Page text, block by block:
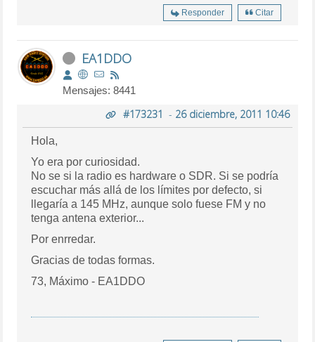
Responder Citar
EA1DDO
Mensajes: 8441
#173231 - 26 diciembre, 2011 10:46
Hola,
Yo era por curiosidad.
No se si la radio es hardware o SDR. Si se podría
escuchar más allá de los límites por defecto, si
llegaría a 145 MHz, aunque solo fuese FM y no
tenga antena exterior...
Por enrredar.
Gracias de todas formas.
73, Máximo - EA1DDO